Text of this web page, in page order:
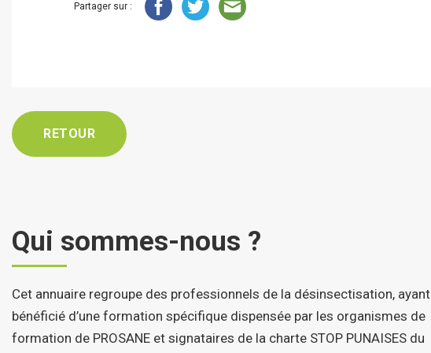
Partager sur :
RETOUR
Qui sommes-nous ?
Cet annuaire regroupe des professionnels de la désinsectisation, ayant
bénéficié d’une formation spécifique dispensée par les organismes de
formation de PROSANE et signataires de la charte STOP PUNAISES du